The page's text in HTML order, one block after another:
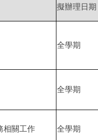
擬辦理日期
全學期
全學期
相關工作 全學期